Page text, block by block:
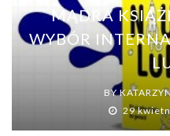
MĄDRA
WYBÓR
BY
29